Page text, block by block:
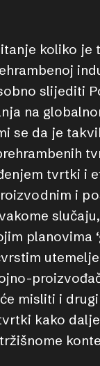
koliko je
slijediti
na
se da je
tvrtki i
i
planovima
misliti i
kako